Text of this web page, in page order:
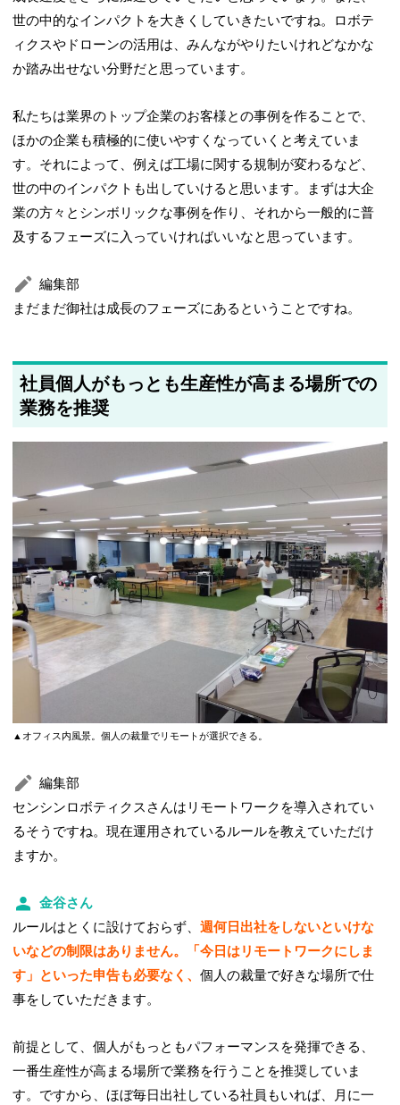
世の中的なインパクトを大きくしていきたいですね。ロボテ
ィクスやドローンの活用は、みんながやりたいけれどなかな
か踏み出せない分野だと思っています。
私たちは業界のトップ企業のお客様との事例を作ることで、
ほかの企業も積極的に使いやすくなっていくと考えていま
す。それによって、例えば工場に関する規制が変わるなど、
世の中のインパクトも出していけると思います。まずは大企
業の方々とシンボリックな事例を作り、それから一般的に普
及するフェーズに入っていければいいなと思っています。
編集部
まだまだ御社は成長のフェーズにあるということですね。
社員個人がもっとも生産性が高まる場所での
業務を推奨
▲オフィス内風景。個人の裁量でリモートが選択できる。
編集部
センシンロボティクスさんはリモートワークを導入されてい
るそうですね。現在運用されているルールを教えていただけ
ますか。
金谷さん
ルールはとくに設けておらず、週何日出社をしないといけな
いなどの制限はありません。「今日はリモートワークにしま
す」といった申告も必要なく、個人の裁量で好きな場所で仕
事をしていただきます。
前提として、個人がもっともパフォーマンスを発揮できる、
一番生産性が高まる場所で業務を行うことを推奨していま
す。ですから、ほぼ毎日出社している社員もいれば、月に一